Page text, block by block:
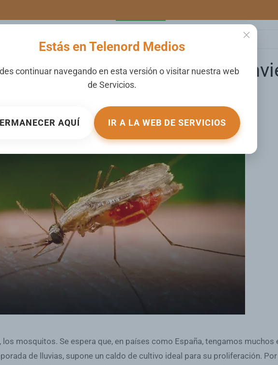
Estás en Telenord Medios
continuar navegando en esta versión o visitar nuestra web
de Servicios.
AQUÍ IR A LA WEB DE SERVICIOS
mosquitos imbatible:
mosquitos. Se espera que, en países como España, tengamos
de lluvias, supone un caldo de cultivo ideal para su proliferación.